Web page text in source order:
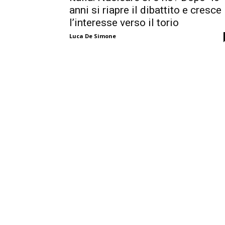
anni si riapre il dibattito e cresce
l’interesse verso il torio
Luca De Simone